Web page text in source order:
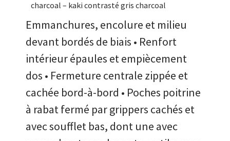
charcoal – kaki contrasté gris charcoal
Emmanchures, encolure et milieu
devant bordés de biais • Renfort
intérieur épaules et empiècement
dos • Fermeture centrale zippée et
cachée bord-à-bord • Poches poitrine
à rabat fermé par grippers cachés et
avec soufflet bas, dont une avec